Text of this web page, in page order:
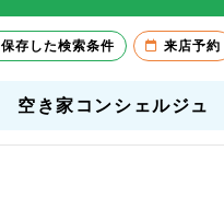
空き家コンシェルジュ
保存した検索条件 来店予約